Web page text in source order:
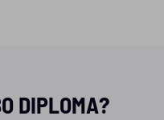
DIPLOMA?